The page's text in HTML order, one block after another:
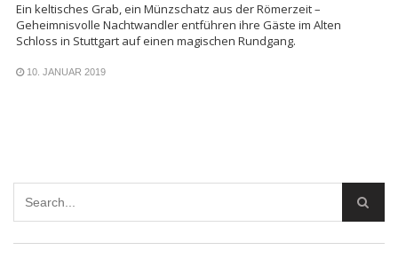
Ein keltisches Grab, ein Münzschatz aus der Römerzeit –
Geheimnisvolle Nachtwandler entführen ihre Gäste im Alten
Schloss in Stuttgart auf einen magischen Rundgang.
10. JANUAR 2019